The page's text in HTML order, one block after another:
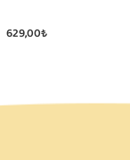
629,00₺